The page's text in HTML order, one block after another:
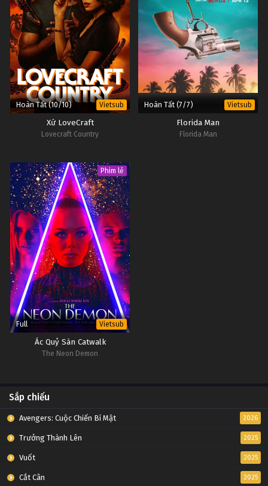
Hoàn Tất (10/10) Vietsub
Xứ LoveCraft
Lovecraft Country
Hoàn Tất (7/7) Vietsub
Florida Man
Florida Man
Phim lẻ
Full Vietsub
Ác Quỷ Sàn Catwalk
The Neon Demon
Sắp chiếu
Avengers: Cuộc Chiến Bí Mật 2026
Trưởng Thành Lên 2025
Vuốt 2025
Cắt Cân 2025